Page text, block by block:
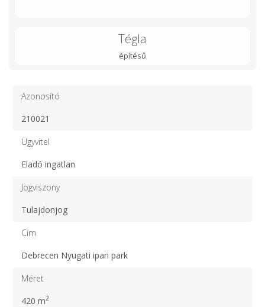
Tégla
építésű
Azonosító
210021
Ügyvitel
Eladó ingatlan
Jogviszony
Tulajdonjog
Cím
Debrecen Nyugati ipari park
Méret
420 m2